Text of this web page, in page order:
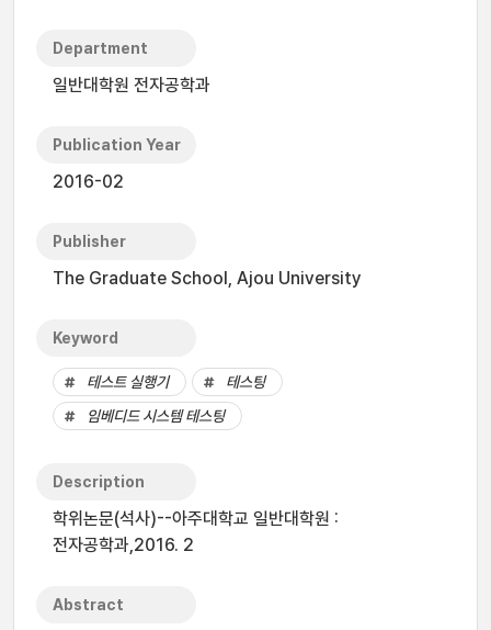
Department
일반대학원 전자공학과
Publication Year
2016-02
Publisher
The Graduate School, Ajou University
Keyword
테스트 실행기
테스팅
임베디드 시스템 테스팅
Description
학위논문(석사)--아주대학교 일반대학원 :
전자공학과,2016. 2
Abstract